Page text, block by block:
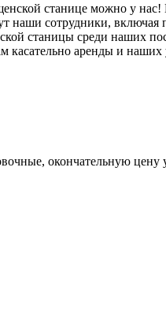
станице можно у
наши сотрудники,
станицы среди наших
касательно аренды и
окончательную цену